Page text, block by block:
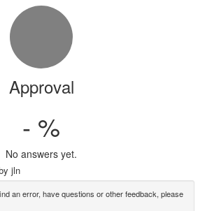
Approval
- %
No answers yet.
jln
an error, have questions or other feedback, please